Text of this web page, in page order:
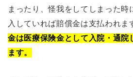
まったり、怪我をしてしまった時
入していれば賠償金は支払われま
金は医療保険金として入院・通院
ます。